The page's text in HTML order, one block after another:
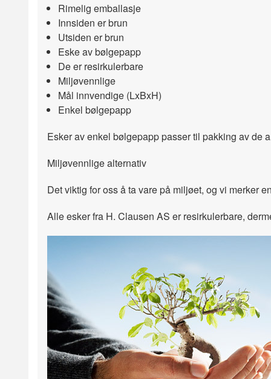
Rimelig emballasje
Innsiden er brun
Utsiden er brun
Eske av bølgepapp
De er resirkulerbare
Miljøvennlige
Mål innvendige (LxBxH)
Enkel bølgepapp
Esker av enkel bølgepapp passer til pakking av de
Miljøvennlige alternativ
Det viktig for oss å ta vare på miljøet, og vi merker
Alle esker fra H. Clausen AS er resirkulerbare,